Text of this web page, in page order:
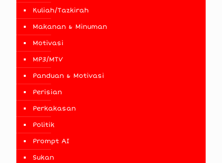
Kuliah/Tazkirah
Makanan & Minuman
Motivasi
MP3/MTV
Panduan & Motivasi
Perisian
Perkakasan
Politik
Prompt AI
Sukan